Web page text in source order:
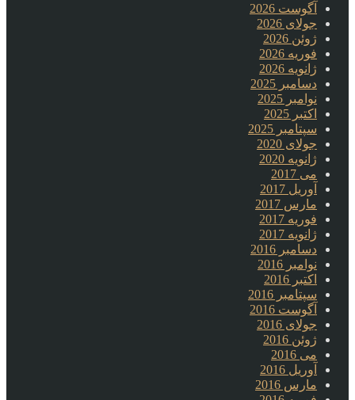
آگوست 2026
جولای 2026
ژوئن 2026
فوریه 2026
ژانویه 2026
دسامبر 2025
نوامبر 2025
اکتبر 2025
سپتامبر 2025
جولای 2020
ژانویه 2020
می 2017
آوریل 2017
مارس 2017
فوریه 2017
ژانویه 2017
دسامبر 2016
نوامبر 2016
اکتبر 2016
سپتامبر 2016
آگوست 2016
جولای 2016
ژوئن 2016
می 2016
آوریل 2016
مارس 2016